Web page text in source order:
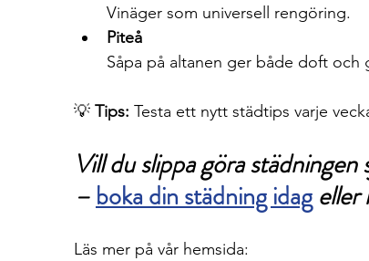
Vinäger som universell rengöring.
Piteå
Såpa på altanen ger både doft och
💡 Tips: Testa ett nytt städtips varje
Vill du slippa göra
– boka din städning idag eller
Läs mer på vår hemsida: